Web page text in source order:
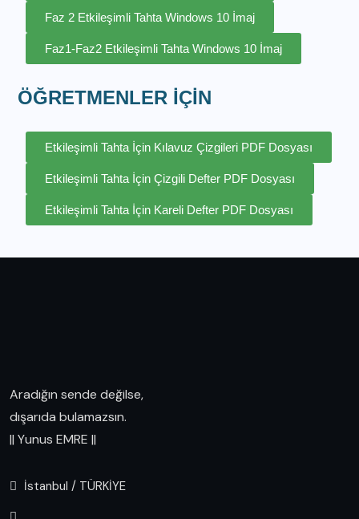
Faz 2 Etkileşimli Tahta Windows 10 İmaj
Faz1-Faz2 Etkileşimli Tahta Windows 10 İmaj
ÖĞRETMENLER İÇİN
Etkileşimli Tahta İçin Kılavuz Çizgileri PDF Dosyası
Etkileşimli Tahta İçin Çizgili Defter PDF Dosyası
Etkileşimli Tahta İçin Kareli Defter PDF Dosyası
Aradığın sende değilse,
dışarıda bulamazsın.
|| Yunus EMRE ||
İstanbul / TÜRKİYE